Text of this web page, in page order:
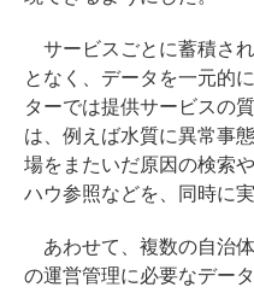
サービスごとに蓄積さ
となく、データを一元的
ターでは提供サービスの
は、例えば水質に異常事
場をまたいだ原因の検索
ハウ参照などを、同時に
あわせて、複数の自治
の運営管理に必要なデー